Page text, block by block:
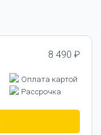
8 490 ₽
Оплата картой
Рассрочка